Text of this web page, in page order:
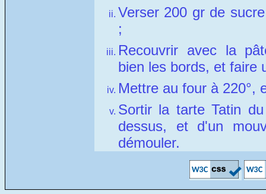
Verser 200 gr de
;
Recouvrir avec la
bien les bords, et faire
Mettre au four à 220°,
Sortir la tarte Tatin
dessus, et d'un
démouler.